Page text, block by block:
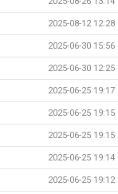
2025-08-12 12:28
2025-06-30 15:56
2025-06-30 12:25
2025-06-25 19:17
2025-06-25 19:15
2025-06-25 19:15
2025-06-25 19:14
2025-06-25 19:12